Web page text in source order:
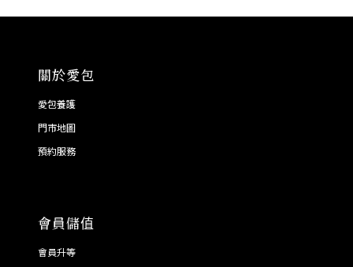
關於愛包
愛包養護
門市地圖
預約服務
會員儲值
會員升等